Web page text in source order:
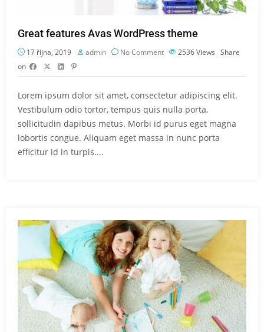
Great features Avas WordPress theme
17 října, 2019 admin No Comment 2536Views Share
on
Lorem ipsum dolor sit amet, consectetur adipiscing elit.
Vestibulum odio tortor, tempus quis nulla porta,
sollicitudin dapibus metus. Morbi id purus eget magna
lobortis congue. Aliquam eget massa in nunc porta
efficitur id in turpis....